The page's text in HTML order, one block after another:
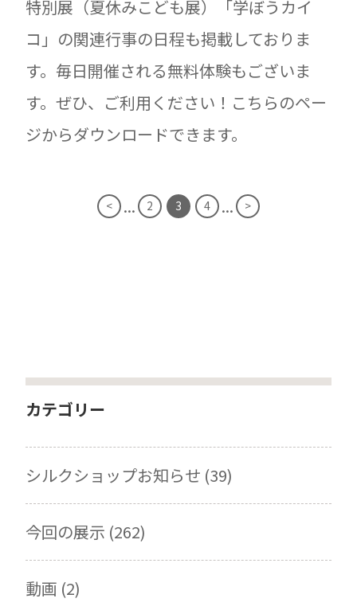
特別展（夏休みこども展）「学ぼうカイ
コ」の関連行事の日程も掲載しておりま
す。毎日開催される無料体験もございま
す。ぜひ、ご利用ください！こちらのペー
ジからダウンロードできます。
< ... 2 3 4 ... >
カテゴリー
シルクショップお知らせ (39)
今回の展示 (262)
動画 (2)